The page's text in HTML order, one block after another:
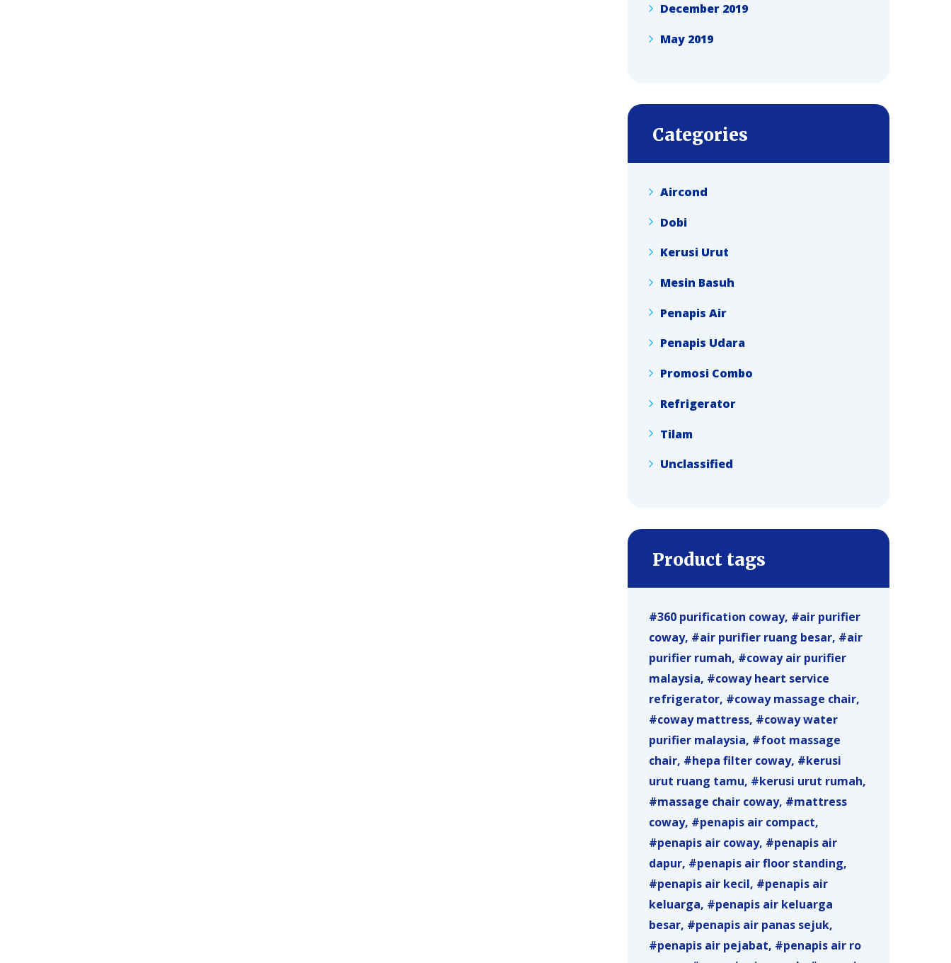
December 2019
May 2019
Categories
Aircond
Dobi
Kerusi Urut
Mesin Basuh
Penapis Air
Penapis Udara
Promosi Combo
Refrigerator
Tilam
Unclassified
Product tags
360 purification coway
air purifier
coway
air purifier ruang besar
air
purifier rumah
coway air purifier
malaysia
coway heart service
refrigerator
coway massage chair
coway mattress
coway water
purifier malaysia
foot massage
chair
hepa filter coway
kerusi
urut ruang tamu
kerusi urut rumah
massage chair coway
mattress
coway
penapis air compact
penapis air coway
penapis air
dapur
penapis air floor standing
penapis air kecil
penapis air
keluarga
penapis air keluarga
besar
penapis air panas sejuk
penapis air pejabat
penapis air ro